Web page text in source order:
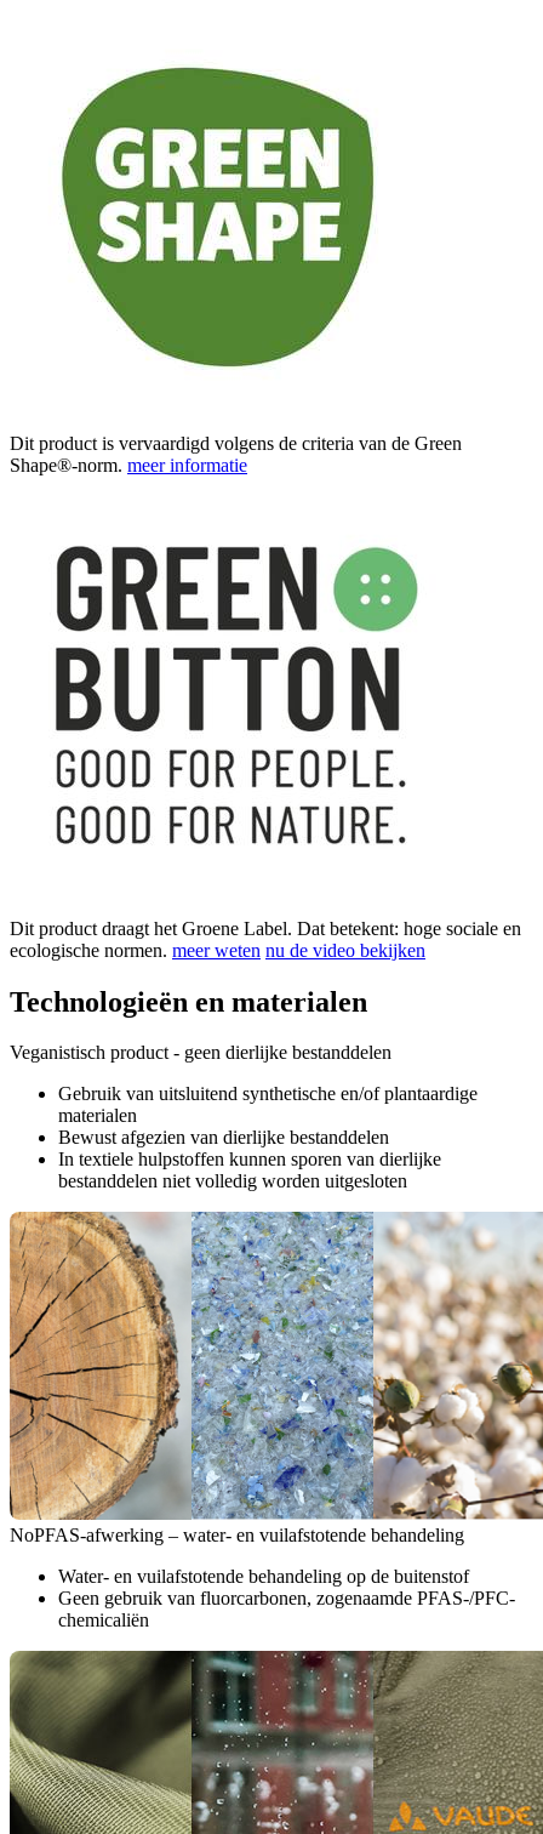
Dit product is vervaardigd volgens de criteria van de Green
Shape®-norm. meer informatie
Dit product draagt het Groene Label. Dat betekent: hoge sociale en
ecologische normen. meer weten nu de video bekijken
Technologieën en materialen
Veganistisch product - geen dierlijke bestanddelen
Gebruik van uitsluitend synthetische en/of plantaardige
materialen
Bewust afgezien van dierlijke bestanddelen
In textiele hulpstoffen kunnen sporen van dierlijke
bestanddelen niet volledig worden uitgesloten
NoPFAS-afwerking – water- en vuilafstotende behandeling
Water- en vuilafstotende behandeling op de buitenstof
Geen gebruik van fluorcarbonen, zogenaamde PFAS-/PFC-
chemicaliën